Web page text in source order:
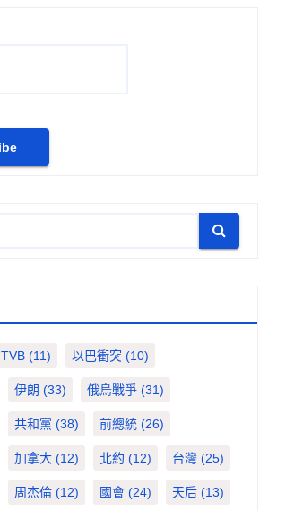
TVB (11) 以巴衝突 (10)
伊朗 (33) 俄烏戰爭 (31)
共和黨 (38) 前總統 (26)
加拿大 (12) 北約 (12) 台灣 (25)
周杰倫 (12) 國會 (24) 天后 (13)